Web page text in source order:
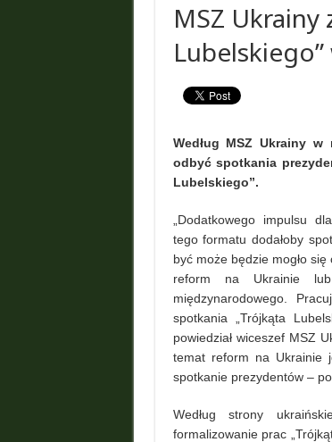
MSZ
Według MSZ Ukrainy
odbyć spotkania
Lubelskiego”.
„Dodatkowego impulsu
tego formatu dodałoby
być może będzie mogło
reform na Ukrainie
międzynarodowego.
spotkania „Trójkąta
powiedział wiceszef MSZ
temat reform na Ukrainie
spotkanie prezydentów –
Według strony
formalizowanie prac